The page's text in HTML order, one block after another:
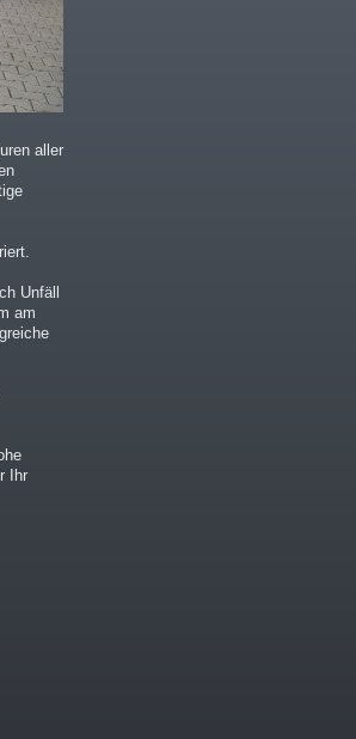
aller
Unfäll
am
Ihr